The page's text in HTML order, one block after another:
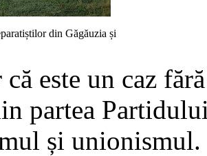
din Găgăuzia și
este un caz
partea
și unionismul.